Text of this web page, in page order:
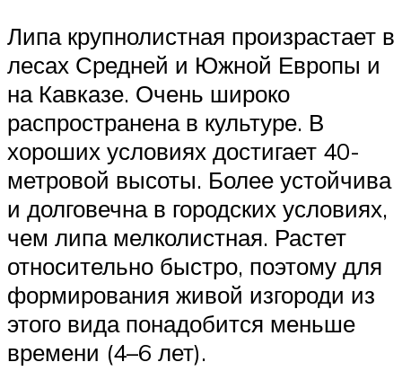
Липа крупнолистная произрастает в
лесах Средней и Южной Европы и
на Кавказе. Очень широко
распространена в культуре. В
хороших условиях достигает 40-
метровой высоты. Более устойчива
и долговечна в городских условиях,
чем липа мелколистная. Растет
относительно быстро, поэтому для
формирования живой изгороди из
этого вида понадобится меньше
времени (4–6 лет).